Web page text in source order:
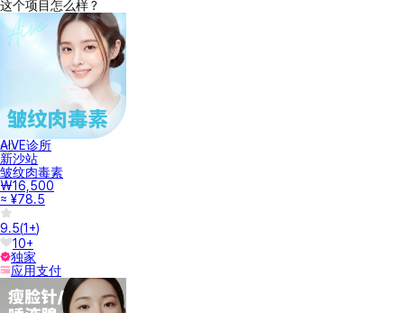
这个项目怎么样？
AIVE诊所
新沙站
皱纹肉毒素
₩16,500
≈ ¥78.5
9.5(1+)
10+
独家
应用支付